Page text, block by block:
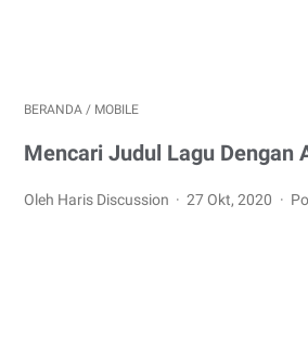
BERANDA / MOBILE
Mencari Judul Lagu Dengan
Oleh Haris Discussion 27 Okt, 2020